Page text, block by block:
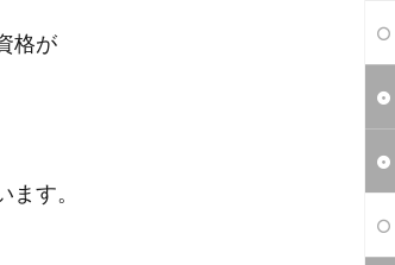
格が
す。